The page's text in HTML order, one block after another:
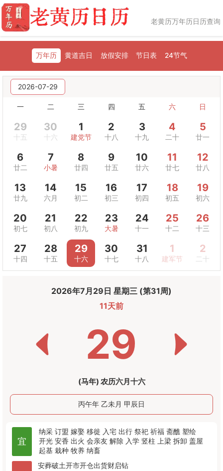
老黄历万年历日历查询
万年历 黄道吉日 放假安排 节日表 24节气
2026-07-29
一 二 三 四 五 六 日
29
十五
30
十六
1
建党节
2
十八
3
十九
4
二十
5
廿一
6
廿二
7
小暑
8
廿四
9
廿五
10
廿六
11
廿七
12
廿八
13
廿九
14
六月
15
初二
16
初三
17
初四
18
初五
19
初六
20
初七
21
初八
22
初九
23
大暑
24
十一
25
十二
26
十三
27
十四
28
十五
29
十六
30
十七
31
十八
1
建军节
2
2026年7月29日 星期三 (第31周)
11天前
29
(马年) 农历六月十六
丙午年 乙未月 甲辰日
宜
纳采 订盟 嫁娶 移徙 入宅 出行 祭祀 祈福 斋醮 塑绘
开光 安香 出火 会亲友 解除 入学 竖柱 上梁 拆卸 盖屋
起基 栽种 牧养 纳畜
安葬破土开市开仓出货财启钻